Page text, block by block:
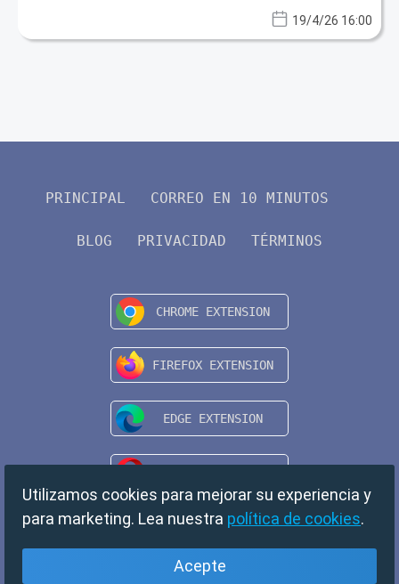
19/4/26 16:00
PRINCIPAL CORREO EN 10 MINUTOS
BLOG PRIVACIDAD TÉRMINOS
Utilizamos cookies para mejorar su experiencia y
para marketing. Lea nuestra política de cookies.
Acepte